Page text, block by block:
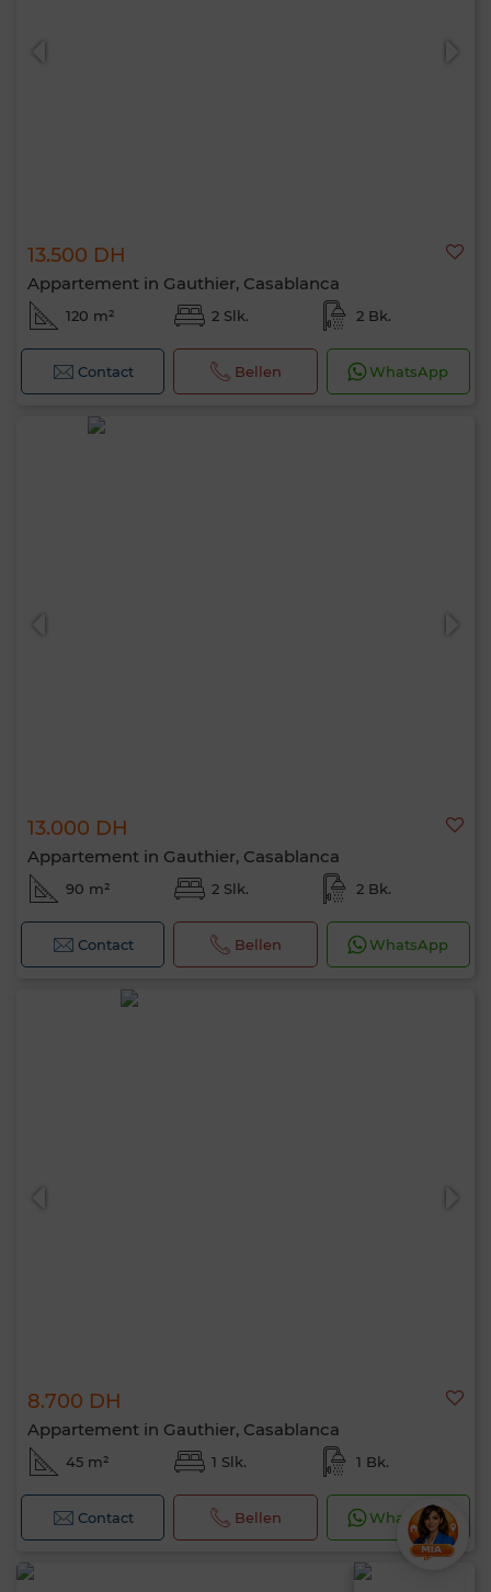
13.500 DH
Appartement in Gauthier, Casablanca
120 m² 2 Slk. 2 Bk.
Contact Bellen WhatsApp
13.000 DH
Appartement in Gauthier, Casablanca
90 m² 2 Slk. 2 Bk.
Contact Bellen WhatsApp
8.700 DH
Appartement in Gauthier, Casablanca
45 m² 1 Slk. 1 Bk.
Contact Bellen WhatsApp